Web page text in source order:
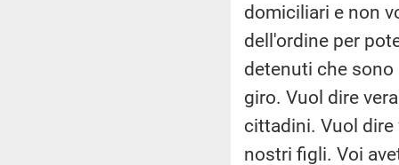
domiciliari e non
dell'ordine per
detenuti che
giro. Vuol dire
cittadini. Vuol
nostri figli. Voi